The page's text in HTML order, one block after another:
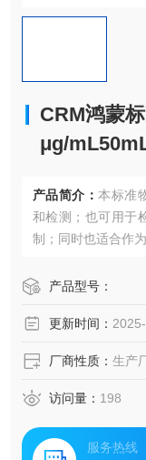
CRM鸿蒙
μg/
产品简介： 本标准
和检测；也可用于
制；同时也适合作
产品型号：
更新时间：
厂商性质： 生产
访问量： 198
服务热线